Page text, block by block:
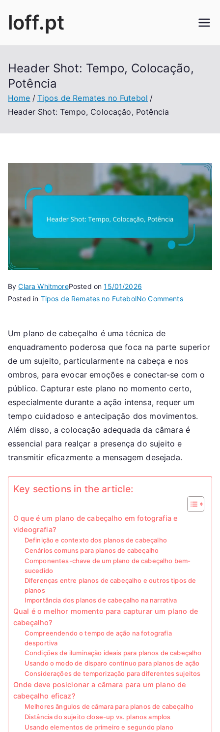
loff.pt
Header Shot: Tempo, Colocação,
Potência
Home
Tipos de Remates no Futebol
Header Shot: Tempo, Colocação, Potência
ByClara WhitmorePosted on15/01/2026
Posted in Tipos de Remates no FutebolNo Commentson
Colocação,
Potência
Um plano de cabeçalho é uma técnica de
enquadramento poderosa que foca na parte superior
de um sujeito, particularmente na cabeça e nos
ombros, para evocar emoções e conectar-se com o
público. Capturar este plano no momento certo,
especialmente durante a ação intensa, requer um
tempo cuidadoso e antecipação dos movimentos.
Além disso, a colocação adequada da câmara é
essencial para realçar a presença do sujeito e
transmitir eficazmente a mensagem desejada.
Key sections in the article:
O que é um plano de cabeçalho em fotografia e
videografia?
Definição e contexto dos planos de cabeçalho
Cenários comuns para planos de cabeçalho
Componentes-chave de um plano de cabeçalho bem-
sucedido
Diferenças entre planos de cabeçalho e outros tipos de
planos
Importância dos planos de cabeçalho na narrativa
Qual é o melhor momento para capturar um plano de
cabeçalho?
Compreendendo o tempo de ação na fotografia
desportiva
Condições de iluminação ideais para planos de cabeçalho
Usando o modo de disparo contínuo para planos de ação
Considerações de temporização para diferentes sujeitos
Onde deve posicionar a câmara para um plano de
cabeçalho eficaz?
Melhores ângulos de câmara para planos de cabeçalho
Distância do sujeito close-up vs. planos amplos
Usando elementos de primeiro e segundo plano